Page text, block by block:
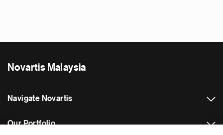
Novartis Malaysia
Navigate Novartis
Our Portfolio